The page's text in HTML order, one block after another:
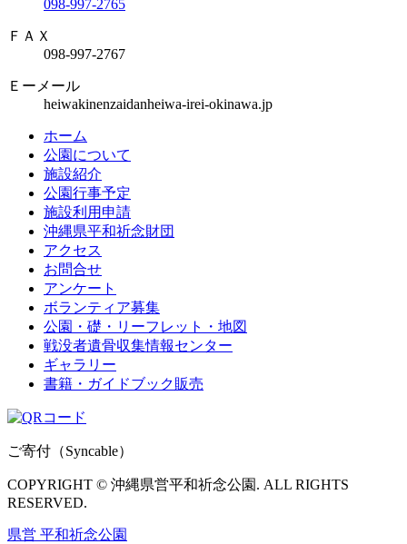
098-997-2765
ＦＡＸ
098-997-2767
Ｅーメール
heiwakinenzaidanheiwa-irei-okinawa.jp
ホーム
公園について
施設紹介
公園行事予定
施設利用申請
沖縄県平和祈念財団
アクセス
お問合せ
アンケート
ボランティア募集
公園・礎・リーフレット・地図
戦没者遺骨収集情報センター
ギャラリー
書籍・ガイドブック販売
ご寄付（Syncable）
COPYRIGHT © 沖縄県営平和祈念公園. ALL RIGHTS
RESERVED.
県営 平和祈念公園